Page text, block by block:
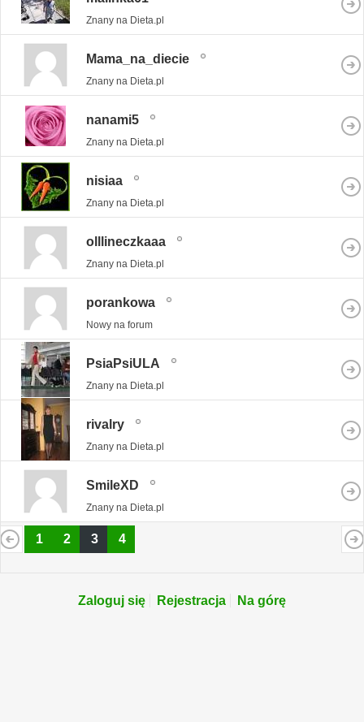
Znany na Dieta.pl
Mama_na_diecie
Znany na Dieta.pl
nanami5
Znany na Dieta.pl
nisiaa
Znany na Dieta.pl
olllineczkaaa
Znany na Dieta.pl
porankowa
Nowy na forum
PsiaPsiULA
Znany na Dieta.pl
rivalry
Znany na Dieta.pl
SmileXD
Znany na Dieta.pl
1 2 3 4
Zaloguj się Rejestracja Na górę